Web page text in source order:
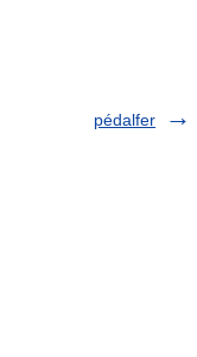
pédalfer